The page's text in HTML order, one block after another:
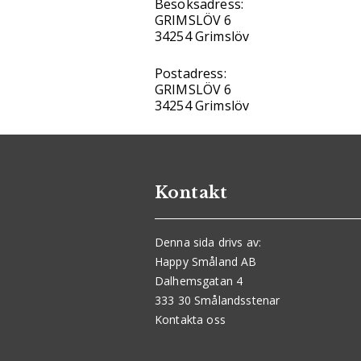
Besöksadress:
GRIMSLÖV 6
34254 Grimslöv
Postadress:
GRIMSLÖV 6
34254 Grimslöv
Kontakt
Denna sida drivs av:
Happy Småland AB
Dalhemsgatan 4
333 30 Smålandsstenar
Kontakta oss